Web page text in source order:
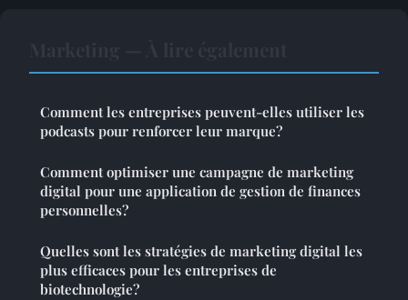
Comment les entreprises peuvent-elles utiliser les
podcasts pour renforcer leur marque?
Comment optimiser une campagne de marketing
digital pour une application de gestion de finances
personnelles?
Quelles sont les stratégies de marketing digital les
plus efficaces pour les entreprises de
biotechnologie?